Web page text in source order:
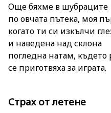
Още бяхме в шубраците
по овчата пътека, моя
когато ти си изкълчи
и наведена над склона
погледна натам,
се приготвяха за играта.
Страх от летене